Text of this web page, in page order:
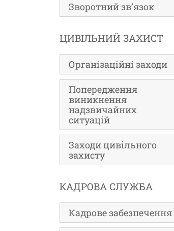
Зворотний зв’язок
ЦИВІЛЬНИЙ ЗАХИСТ
Організаційні заходи
Попередження
виникнення
надзвичайних
ситуацій
Заходи цивільного
захисту
КАДРОВА СЛУЖБА
Кадрове забезпечення